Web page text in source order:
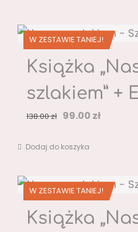
W ZESTAWIE TANIEJ!
Książka
szlakiem” +
138.00zł Pierwotna
wynosiła:
99.00 złAktualna
Dodaj do koszyka
W ZESTAWIE TANIEJ!
Książka